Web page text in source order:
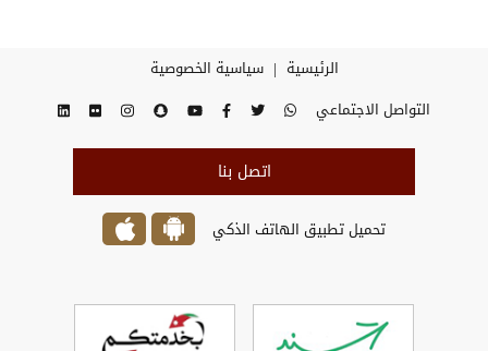
الرئيسية | سياسية الخصوصية
التواصل الاجتماعي
اتصل بنا
تحميل تطبيق الهاتف الذكي